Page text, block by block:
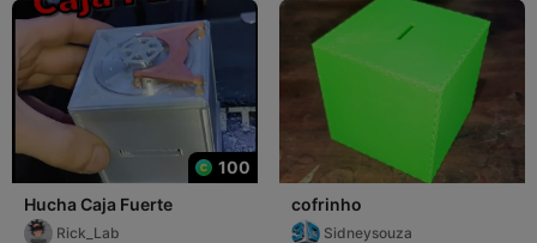
100
Hucha Caja Fuerte
Rick_Lab
cofrinho
Sidneysouza